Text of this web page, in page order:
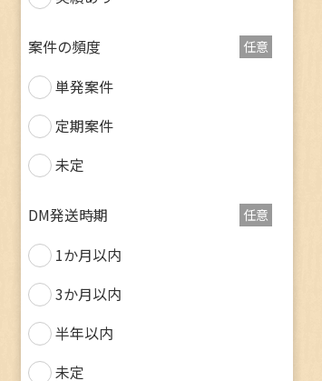
案件の頻度 任意
単発案件
定期案件
未定
DM発送時期 任意
1か月以内
3か月以内
半年以内
未定